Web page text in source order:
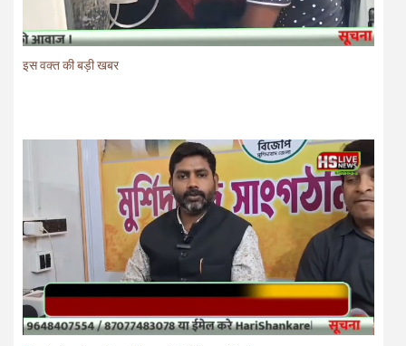
इस वक्त की बड़ी खबर